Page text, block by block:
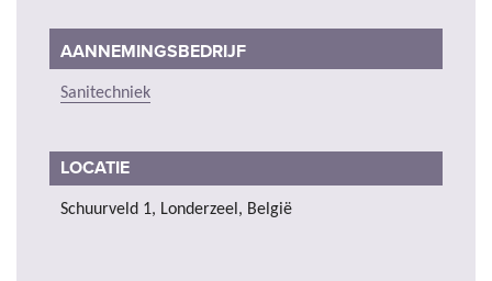
AANNEMINGSBEDRIJF
Sanitechniek
LOCATIE
Schuurveld 1, Londerzeel, België